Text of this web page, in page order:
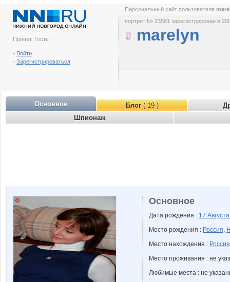
Привет, Гость !
- Войти
- Зарегистрироваться
Персональный сайт пользователя
портрет № 23581 зарегистрирован в
marelyn
Основное Блог( 19 )
Шпионаж
Основное
Дата рождения : 17
Место рождения : Россия,
Место нахождения : Россия
Место проживания : не
Любимые места : не